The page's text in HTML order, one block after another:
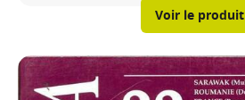
Voir le produit